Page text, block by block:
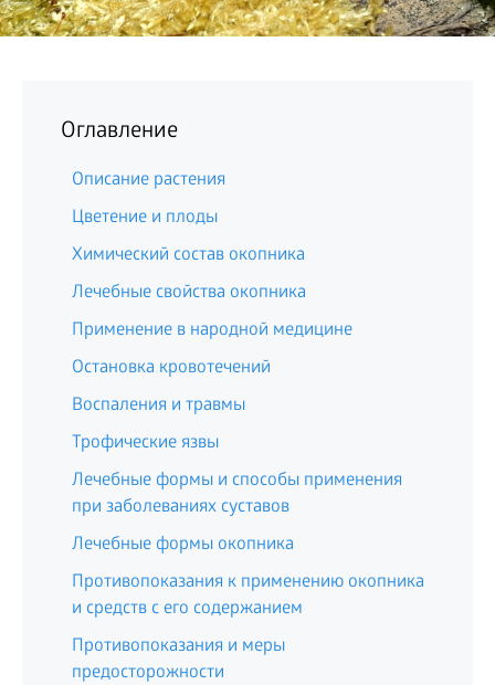
Оглавление
Описание растения
Цветение и плоды
Химический состав окопника
Лечебные свойства окопника
Применение в народной медицине
Остановка кровотечений
Воспаления и травмы
Трофические язвы
Лечебные формы и способы применения
при заболеваниях суставов
Лечебные формы окопника
Противопоказания к применению окопника
и средств с его содержанием
Противопоказания и меры
предосторожности